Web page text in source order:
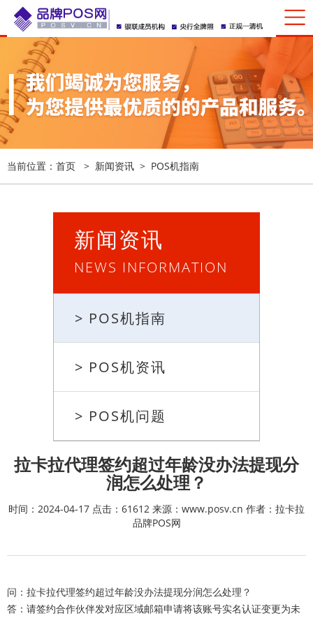
当前位置： 首页 > 新闻资讯 > POS机指南
新闻资讯
NEWS INFORMATION
> POS机指南
> POS机资讯
> POS机问题
拉卡拉代理签约超过年龄没办法提现分
润怎么处理？
时间：2024-04-17 点击：61612 来源：www.posv.cn 作者：拉卡拉
品牌POS网
问：拉卡拉代理签约超过年龄没办法提现分润怎么处理？
答：请签约合作伙伴发对应区域邮箱申请将该账号实名认证变更为未